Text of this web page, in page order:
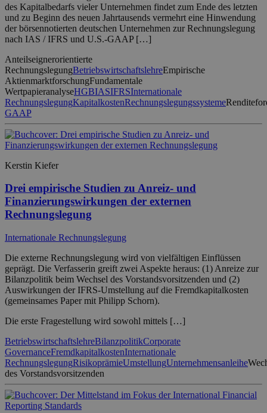
des Kapitalbedarfs vieler Unternehmen findet zum Ende des letzten
und zu Beginn des neuen Jahrtausends vermehrt eine Hinwendung
der börsennotierten deutschen Unternehmen zur Rechnungslegung
nach IAS / IFRS und U.S.-GAAP […]
Anteilseignerorientierte
RechnungslegungBetriebswirtschaftslehreEmpirische
AktienmarktforschungFundamentale
WertpapieranalyseHGBIASIFRSInternationale
RechnungslegungKapitalkostenRechnungslegungssysteme
GAAP
Kerstin Kiefer
Drei empirische Studien zu Anreiz- und
Finanzierungswirkungen der externen
Rechnungslegung
Internationale Rechnungslegung
Die externe Rechnungslegung wird von vielfältigen Einflüssen
geprägt. Die Verfasserin greift zwei Aspekte heraus: (1) Anreize zur
Bilanzpolitik beim Wechsel des Vorstandsvorsitzenden und (2)
Auswirkungen der IFRS-Umstellung auf die Fremdkapitalkosten
(gemeinsames Paper mit Philipp Schorn).
Die erste Fragestellung wird sowohl mittels […]
BetriebswirtschaftslehreBilanzpolitikCorporate
GovernanceFremdkapitalkostenInternationale
RechnungslegungRisikoprämieUmstellungUnternehmensanleihe
des Vorstandsvorsitzenden